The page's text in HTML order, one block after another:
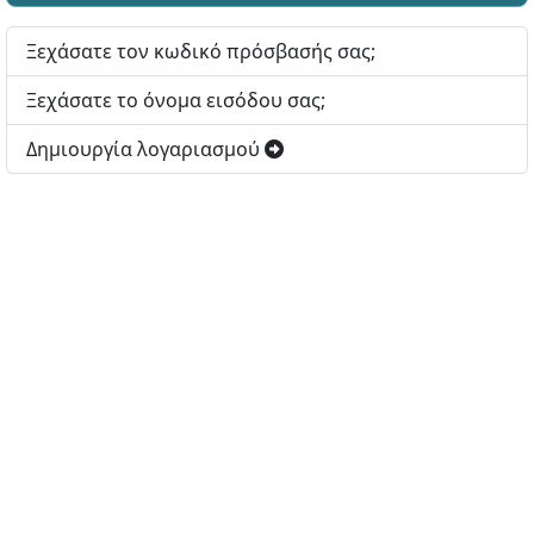
Ξεχάσατε τον κωδικό πρόσβασής σας;
Ξεχάσατε το όνομα εισόδου σας;
Δημιουργία λογαριασμού